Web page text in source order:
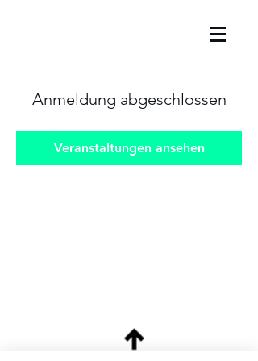
Anmeldung abgeschlossen
Veranstaltungen ansehen
Zurück zum Anfang